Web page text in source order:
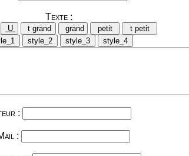
Texte :
:
: